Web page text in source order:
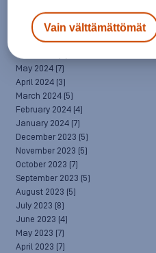
September 2024(4)
August 2024(6)
July 2024(5)
June 2024
May 2024 (7)
April 2024 (3)
March 2024 (5)
February 2024 (4)
January 2024 (7)
December 2023 (5)
November 2023 (5)
October 2023 (7)
September 2023 (5)
August 2023 (5)
July 2023 (8)
June 2023 (4)
May 2023 (7)
April 2023 (7)
Vain välttämättömät